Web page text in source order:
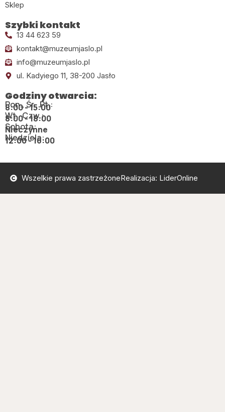
Sklep
Szybki kontakt
13 44 623 59
kontakt@muzeumjaslo.pl
info@muzeumjaslo.pl
ul. Kadyiego 11, 38-200 Jasło
Godziny otwarcia:
Pon., Śr., Pt.:
8:00 - 15:00
Wt., Czw.:
8:00 - 18:00
Sobota:
Nieczynne
Niedziela:
12:00 - 16:00
Wszelkie prawa zastrzeżoneRealizacja: LiderOnline